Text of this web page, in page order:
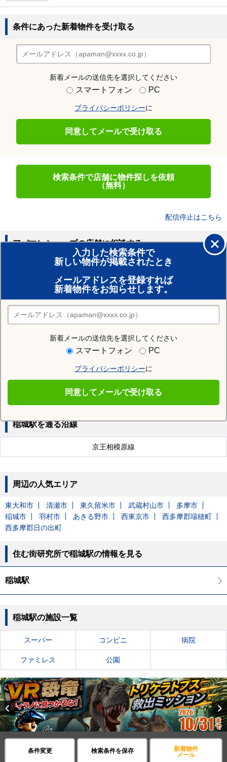
条件変更 検索条件を保存
新着物件
メール
条件にあった新着物件を受け取る
新着メールの送信先を選択してください
スマートフォン PC
プライバシーポリシーに
同意してメールで受け取る
検索条件で店舗に物件探しを依頼
（無料）
配信停止はこちら
入力した検索条件で
新しい物件が掲載されたとき
メールアドレスを登録すれば
新着物件をお知らせします。
新着メールの送信先を選択してください
スマートフォン PC
プライバシーポリシーに
同意してメールで受け取る
アパマンショップの店舗に相談する
賃貸のプロがお部屋探し！
おまかせ物件リクエスト
住みたい街の店舗を探す
店舗検索
稲城長沼駅
京王よみうりランド駅
稲城駅を通る沿線
京王相模原線
周辺の人気エリア
東大和市 清瀬市 東久留米市 武蔵村山市
多摩市
稲城市
羽村市 あきる野市 西東京市
西多摩郡瑞穂町
西多摩郡日の出町
住む街研究所で稲城駅の情報を見る
稲城駅
稲城駅の施設一覧
スーパー コンビニ 病院
ファミレス 公園
Previous